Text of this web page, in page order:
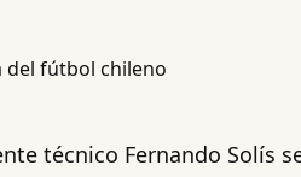
técnico Fernando Solís